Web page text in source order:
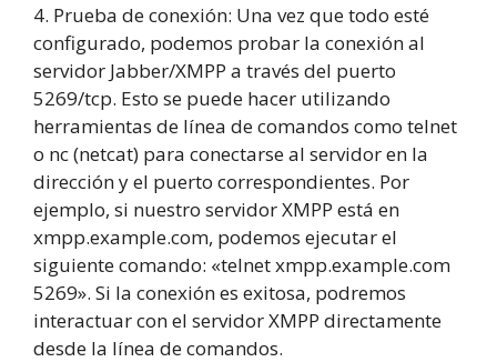
4. Prueba de conexión: Una vez que todo esté
configurado, podemos probar la conexión al
servidor Jabber/XMPP a través del puerto
5269/tcp. Esto se puede hacer utilizando
herramientas de línea de comandos como telnet
o nc (netcat) para conectarse al servidor en la
dirección y el puerto correspondientes. Por
ejemplo, si nuestro servidor XMPP está en
xmpp.example.com, podemos ejecutar el
siguiente comando: «telnet xmpp.example.com
5269». Si la conexión es exitosa, podremos
interactuar con el servidor XMPP directamente
desde la línea de comandos.